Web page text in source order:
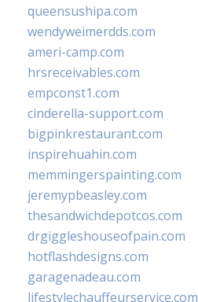
queensushipa.com
wendyweimerdds.com
ameri-camp.com
hrsreceivables.com
empconst1.com
cinderella-support.com
bigpinkrestaurant.com
inspirehuahin.com
memmingerspainting.com
jeremypbeasley.com
thesandwichdepotcos.com
drgiggleshouseofpain.com
hotflashdesigns.com
garagenadeau.com
lifestylechauffeurservice.com